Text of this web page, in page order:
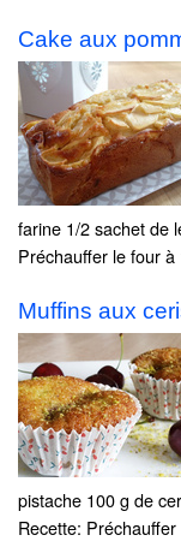
Cake aux
farine 1/2 sachet de
Préchauffer le four
Muffins aux
pistache 100 g de
Recette: